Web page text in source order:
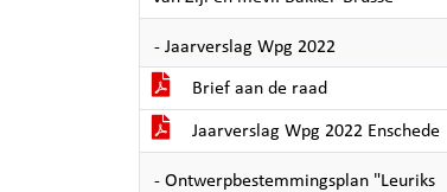
- Jaarverslag Wpg 2022
Brief aan de raad
Jaarverslag Wpg 2022 Enschede
- Ontwerpbestemmingsplan "Leuriks